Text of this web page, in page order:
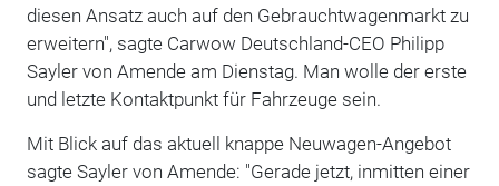
diesen Ansatz auch auf den Gebrauchtwagenmarkt zu
erweitern", sagte Carwow Deutschland-CEO Philipp
Sayler von Amende am Dienstag. Man wolle der erste
und letzte Kontaktpunkt für Fahrzeuge sein.
Mit Blick auf das aktuell knappe Neuwagen-Angebot
sagte Sayler von Amende: "Gerade jetzt, inmitten einer